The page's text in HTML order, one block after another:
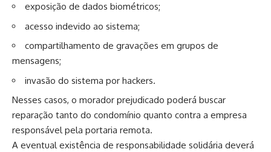
exposição de dados biométricos;
acesso indevido ao sistema;
compartilhamento de gravações em grupos de
mensagens;
invasão do sistema por hackers.
Nesses casos, o morador prejudicado poderá buscar
reparação tanto do condomínio quanto contra a empresa
responsável pela portaria remota.
A eventual existência de responsabilidade solidária deverá